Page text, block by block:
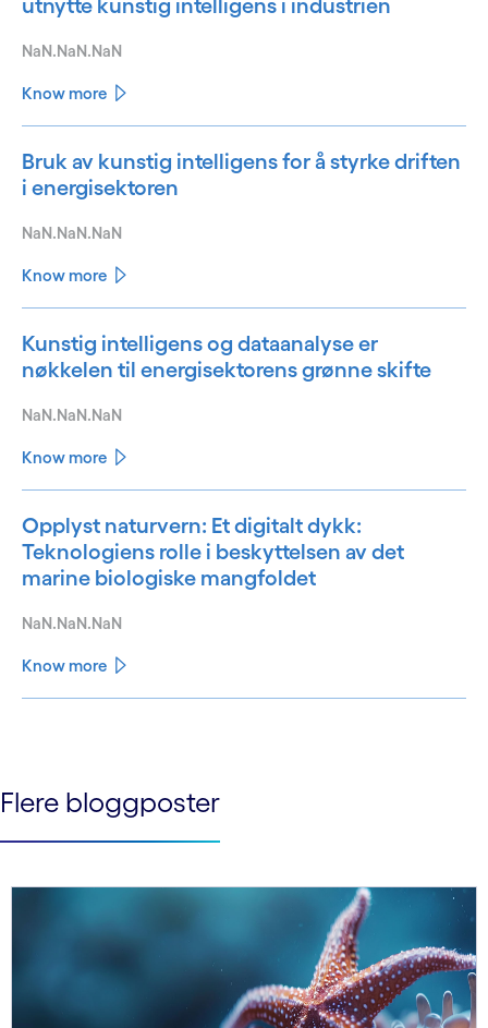
utnytte kunstig intelligens i industrien
NaN.NaN.NaN
Know more
Bruk av kunstig intelligens for å styrke driften
i energisektoren
NaN.NaN.NaN
Know more
Kunstig intelligens og dataanalyse er
nøkkelen til energisektorens grønne skifte
NaN.NaN.NaN
Know more
Opplyst naturvern: Et digitalt dykk:
Teknologiens rolle i beskyttelsen av det
marine biologiske mangfoldet
NaN.NaN.NaN
Know more
Flere bloggposter